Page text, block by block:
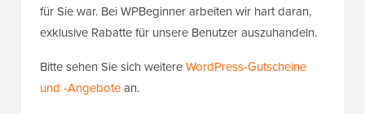
für Sie war. Bei WPBeginner arbeiten wir hart daran,
exklusive Rabatte für unsere Benutzer auszuhandeln.
Bitte sehen Sie sich weitereWordPress-Gutscheine
und -Angebotean.